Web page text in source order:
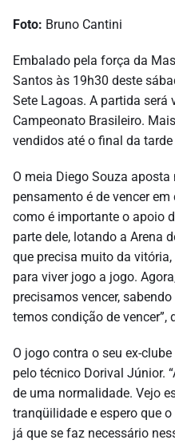
Foto: Bruno Cantini
Embalado pela força da
Santos às 19h30 deste
Sete Lagoas. A partida será
Campeonato Brasileiro.
vendidos até o final da
O meia Diego Souza aposta
pensamento é de vencer
como é importante o apoio
parte dele, lotando a Arena
que precisa muito da
para viver jogo a jogo.
precisamos vencer,
temos condição de vencer”,
O jogo contra o seu ex-
pelo técnico Dorival Júnior.
de uma normalidade. Vejo
tranqüilidade e espero que
já que se faz necessário